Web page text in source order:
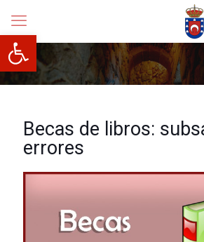
Abrir barra de herramientas
Becas de libros:
errores